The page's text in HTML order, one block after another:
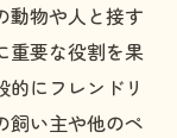
動物や人と接す
重要な役割を果
にフレンドリ
飼い主や他のペ